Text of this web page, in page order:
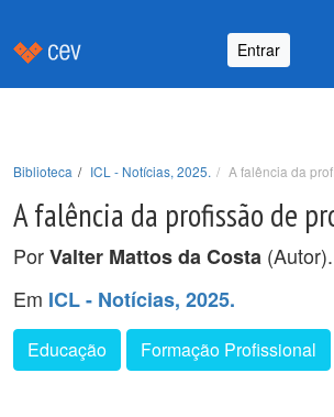
Entrar
Biblioteca ICL - Notícias, 2025. A falência da
A falência da profissão de
PorValter Mattos da Costa (Autor).
Em ICL - Notícias, 2025.
Educação Formação Profissional